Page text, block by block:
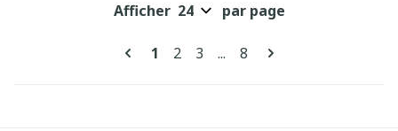
Pages
Vous lisez actuellement la page
1 Page
2 Page
3 ... Page
8
Afficher par page